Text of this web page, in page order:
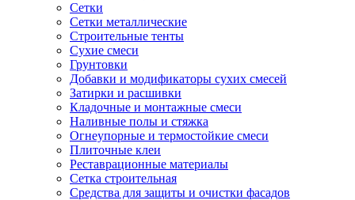
Сетки
Сетки металлические
Строительные тенты
Сухие смеси
Грунтовки
Добавки и модификаторы сухих смесей
Затирки и расшивки
Кладочные и монтажные смеси
Наливные полы и стяжка
Огнеупорные и термостойкие смеси
Плиточные клеи
Реставрационные материалы
Сетка строительная
Средства для защиты и очистки фасадов